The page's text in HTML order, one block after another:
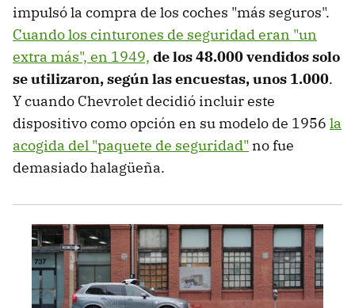
impulsó la compra de los coches "más seguros".
Cuando los cinturones de seguridad eran "un
extra más", en 1949, de los 48.000 vendidos solo
se utilizaron, según las encuestas, unos 1.000.
Y cuando Chevrolet decidió incluir este
dispositivo como opción en su modelo de 1956 la
acogida del "paquete de seguridad" no fue
demasiado halagüeña.